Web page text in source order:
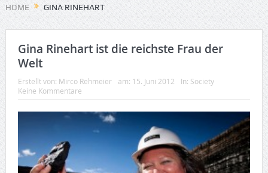
HOME GINA RINEHART
Gina Rinehart ist die reichste Frau der
Welt
Erstellt von: Mirco Rehmeier am: 15. Juni 2012 In: Society
Keine Kommentare